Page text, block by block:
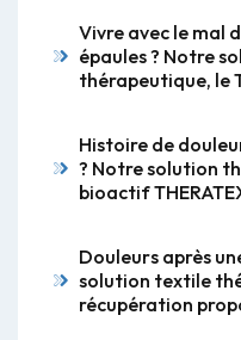
Vivre avec le mal
épaules ? Notre
thérapeutique, le
Histoire de
? Notre solution
bioactif
Douleurs après
solution textile
récupération